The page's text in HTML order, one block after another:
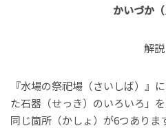
かいづか（
解説
『水場の祭祀場（さいしば）』
た石器（せっき）のいろいろ」
同じ箇所（かしょ）が6つありま